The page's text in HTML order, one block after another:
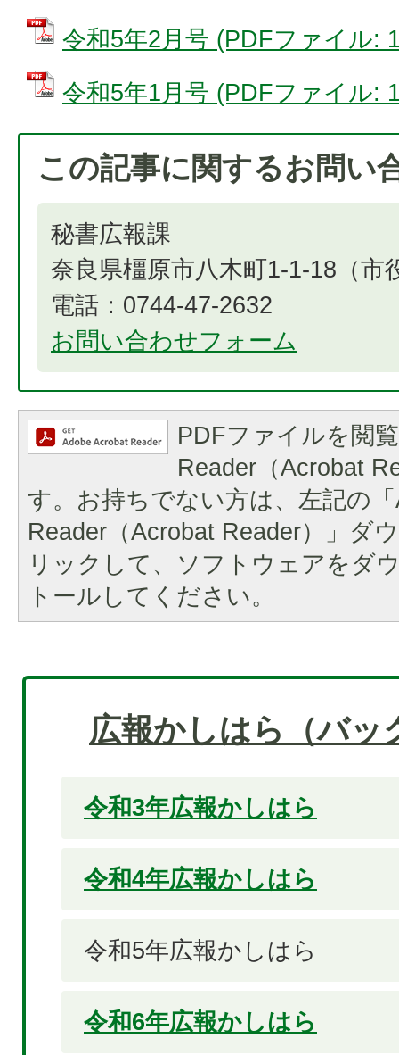
令和5年2月号 (PDFファイル:
令和5年1月号 (PDFファイル:
この記事に関するお問い
秘書広報課
奈良県橿原市八木町1-1-18（市
電話：0744-47-2632
お問い合わせフォーム
PDFファイルを閲
Reader（Acrobat
す。お持ちでない方は、左記の
Reader（Acrobat Reader）」ダ
リックして、ソフトウェアをダ
トールしてください。
広報かしはら（バッ
令和3年広報かしはら
令和4年広報かしはら
令和5年広報かしはら
令和6年広報かしはら